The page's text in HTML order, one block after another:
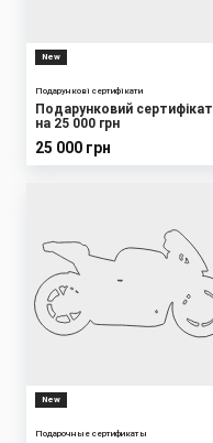
New
Подарункові сертифікати
Подарунковий сертифікат
на 25 000 грн
25 000 грн
New
Подарочные сертификаты